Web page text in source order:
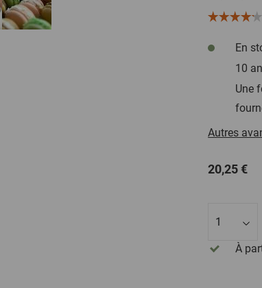
En
10
Une
Autres
20,25 €
À